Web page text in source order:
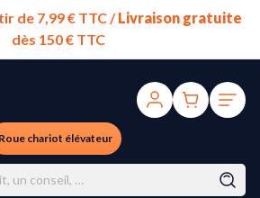
de 7,99 € TTC /Livraison gratuite
dès 150 € TTC
Roue chariot élévateur